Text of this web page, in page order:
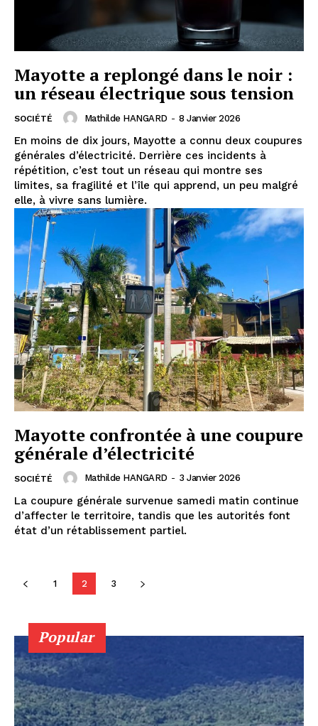
Mayotte a replongé dans le noir :
un réseau électrique sous tension
SOCIÉTÉ Mathilde HANGARD - 8 Janvier 2026
En moins de dix jours, Mayotte a connu deux coupures
générales d’électricité. Derrière ces incidents à
répétition, c’est tout un réseau qui montre ses
limites, sa fragilité et l’île qui apprend, un peu malgré
elle, à vivre sans lumière.
Mayotte confrontée à une coupure
générale d’électricité
SOCIÉTÉ Mathilde HANGARD - 3 Janvier 2026
La coupure générale survenue samedi matin continue
d’affecter le territoire, tandis que les autorités font
état d’un rétablissement partiel.
1 2 3
Popular